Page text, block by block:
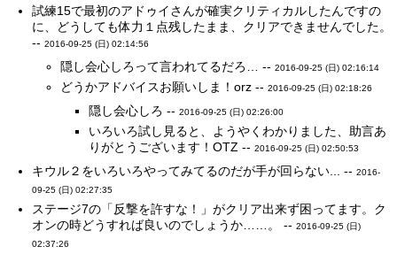
試練15で最初のアドゥイさんが確実クリティカルしたんですの
に、どうしても体力１点残したまま、クリアできませんでした。
--2016-09-25 (日) 02:14:56
隠し会心しろって言われてるだろ… --2016-09-25 (日) 02:16:14
どうかアドバイスお願いしま！orz --2016-09-25 (日) 02:18:26
隠し会心しろ --2016-09-25 (日) 02:26:00
いろいろ試し見ると、ようやくわかりました、助言あ
りがとうございます！OTZ --2016-09-25 (日) 02:50:53
キウル２をいろいろやってみてるのだが手が回らない... --2016-
09-25 (日) 02:27:35
ステージ7の「反撃を許すな！」がクリア出来ず困ってます。ク
オンの時どうすれば良いのでしょうか……。 --2016-09-25 (日)
02:37:26